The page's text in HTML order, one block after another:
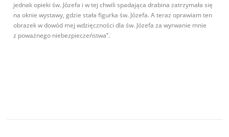
jednak opieki św. Józefa i w tej chwili spadająca drabina zatrzymała się
na oknie wystawy, gdzie stała figurka św. Józefa. A teraz oprawiam ten
obrazek w dowód mej wdzięczności dla św. Józefa za wyrwanie mnie
z poważnego niebezpieczeństwa’’.